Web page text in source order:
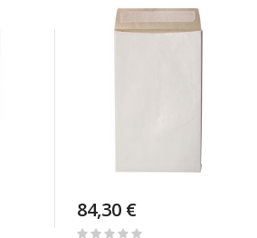
84,30 €
Rating: